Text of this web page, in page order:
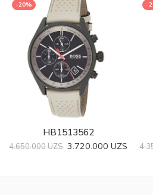
-20%
HB1513562
4.650.000UZS 3.720.000 UZS
-